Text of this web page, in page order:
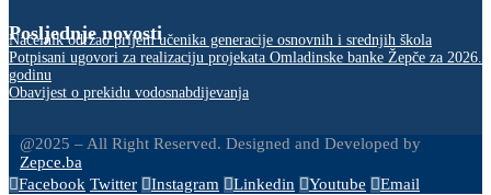
Posljednje novosti
Načelnik održao prijem učenika generacije osnovnih i srednjih škola
Potpisani ugovori za realizaciju projekata Omladinske banke Žepče za 2026.
godinu
Obavijest o prekidu vodosnabdijevanja
@2025 – All Right Reserved. Designed and Developed by
Zepce.ba
Facebook Twitter Instagram Linkedin Youtube Email